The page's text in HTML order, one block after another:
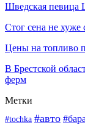
Шведская певица
Стог сена не хуже
Цены на топливо
В Брестской
ферм
Метки
#tochka #авто